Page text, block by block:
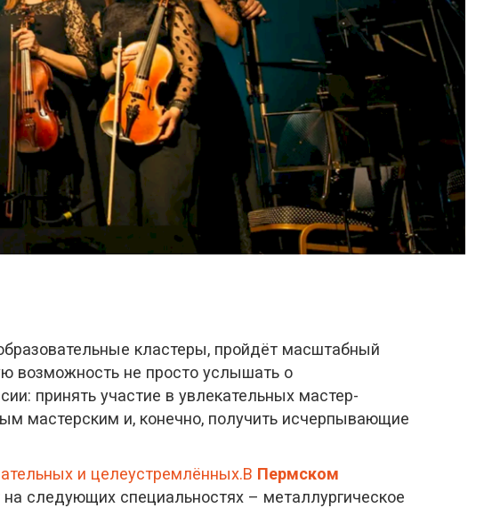
кластеры, пройдёт масштабный
возможность не просто услышать о
принять участие в увлекательных мастер-
мастерским и, конечно, получить исчерпывающие
и целеустремлённых.В Пермском
на следующих специальностях – металлургическое